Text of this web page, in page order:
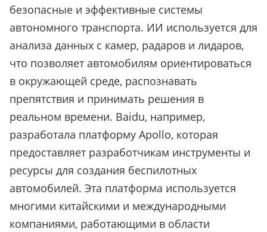
безопасные и эффективные системы
автономного транспорта. ИИ используется для
анализа данных с камер, радаров и лидаров,
что позволяет автомобилям ориентироваться
в окружающей среде, распознавать
препятствия и принимать решения в
реальном времени. Baidu, например,
разработала платформу Apollo, которая
предоставляет разработчикам инструменты и
ресурсы для создания беспилотных
автомобилей. Эта платформа используется
многими китайскими и международными
компаниями, работающими в области